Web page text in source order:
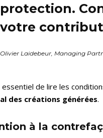
protection.
votre
Olivier Laidebeur, Managing
de lire les
des créations générées.
à la